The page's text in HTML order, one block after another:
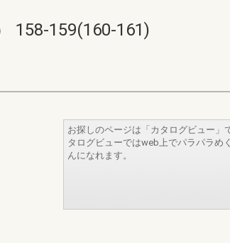
158-159(160-161)
お探しのページは「カタログビュー」
タログビューではweb上でパラパラめ
んになれます。